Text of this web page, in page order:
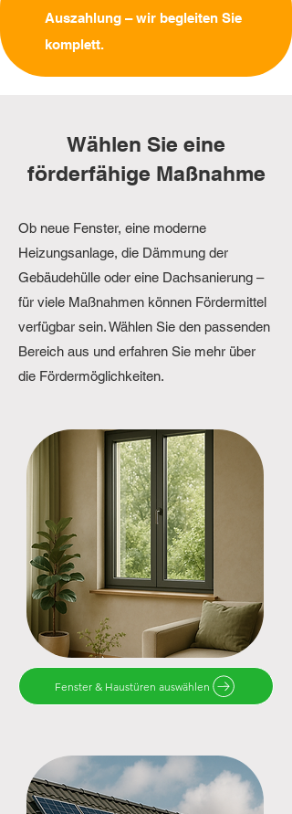
Auszahlung – wir begleiten Sie
komplett.
Wählen Sie eine
förderfähige Maßnahme
Ob neue Fenster, eine moderne
Heizungsanlage, die Dämmung der
Gebäudehülle oder eine Dachsanierung –
für viele Maßnahmen können Fördermittel
verfügbar sein. Wählen Sie den passenden
Bereich aus und erfahren Sie mehr über
die Fördermöglichkeiten.
Fenster & Haustüren auswählen